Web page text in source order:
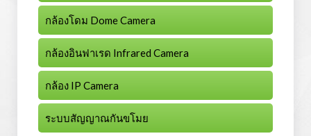
กล้องโดม Dome Camera
กล้องอินฟาเรด Infrared Camera
กล้อง IP Camera
ระบบสัญญาณกันขโมย